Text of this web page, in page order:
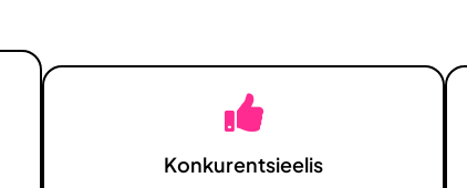
Konkurentsieelis